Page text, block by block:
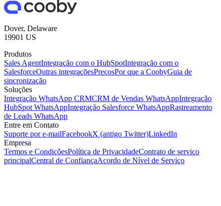
Dover, Delaware
19901 US
Produtos
Sales AgentIntegração com o HubSpotIntegração com o
SalesforceOutras integraçõesPreçosPor que a CoobyGuia de
sincronização
Soluções
Integração WhatsApp CRMCRM de Vendas WhatsAppIntegração
HubSpot WhatsAppIntegração Salesforce WhatsAppRastreamento
de Leads WhatsApp
Entre em Contato
Suporte por e-mailFacebookX (antigo Twitter)LinkedIn
Empresa
Termos e CondiçõesPolítica de PrivacidadeContrato de serviço
principalCentral de ConfiançaAcordo de Nível de Serviço